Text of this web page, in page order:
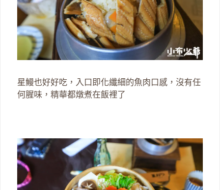
星鰻也好好吃，入口即化纖細的魚肉口感，沒有任
何腥味，精華都燉煮在飯裡了